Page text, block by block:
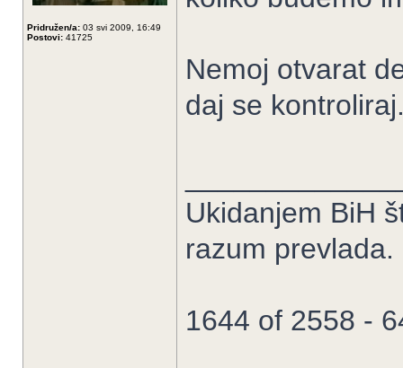
Pridružen/a: 03 svi 2009, 16:49
Postovi: 41725
Nemoj otvarat
daj se
Ukidanjem BiH
razum prevlada.
1644 of 2558 -